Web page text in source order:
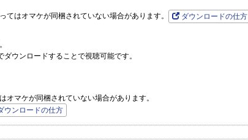
てはオマケが同梱されていない場合があります。 ダウンロードの仕方
ダウンロードすることで視聴可能です。
マケが同梱されていない場合があります。
ウンロードの仕方